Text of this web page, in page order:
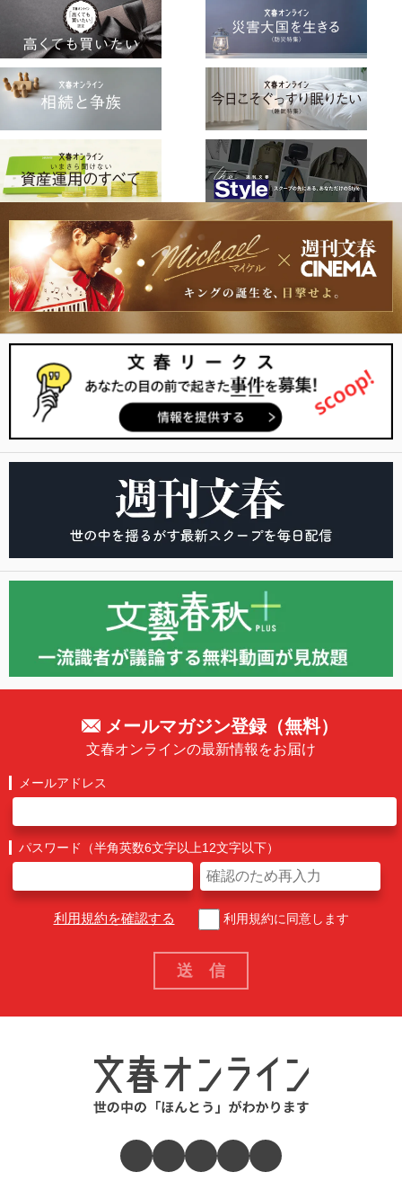
メールマガジン登録（無料）
文春オンラインの最新情報をお届け
メールアドレス
パスワード（半角英数6文字以上12文字以下）
利用規約を確認する 利用規約に同意します